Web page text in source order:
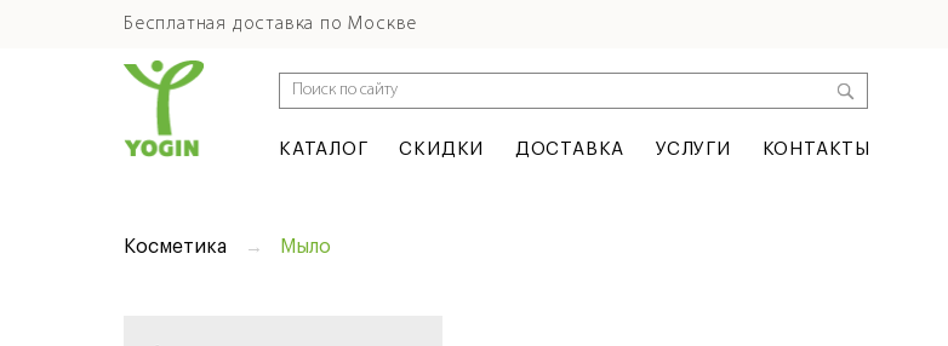
Бесплатная доставка по Москве
КАТАЛОГ СКИДКИ ДОСТАВКА УСЛУГИ КОНТАКТЫ
Косметика Мыло